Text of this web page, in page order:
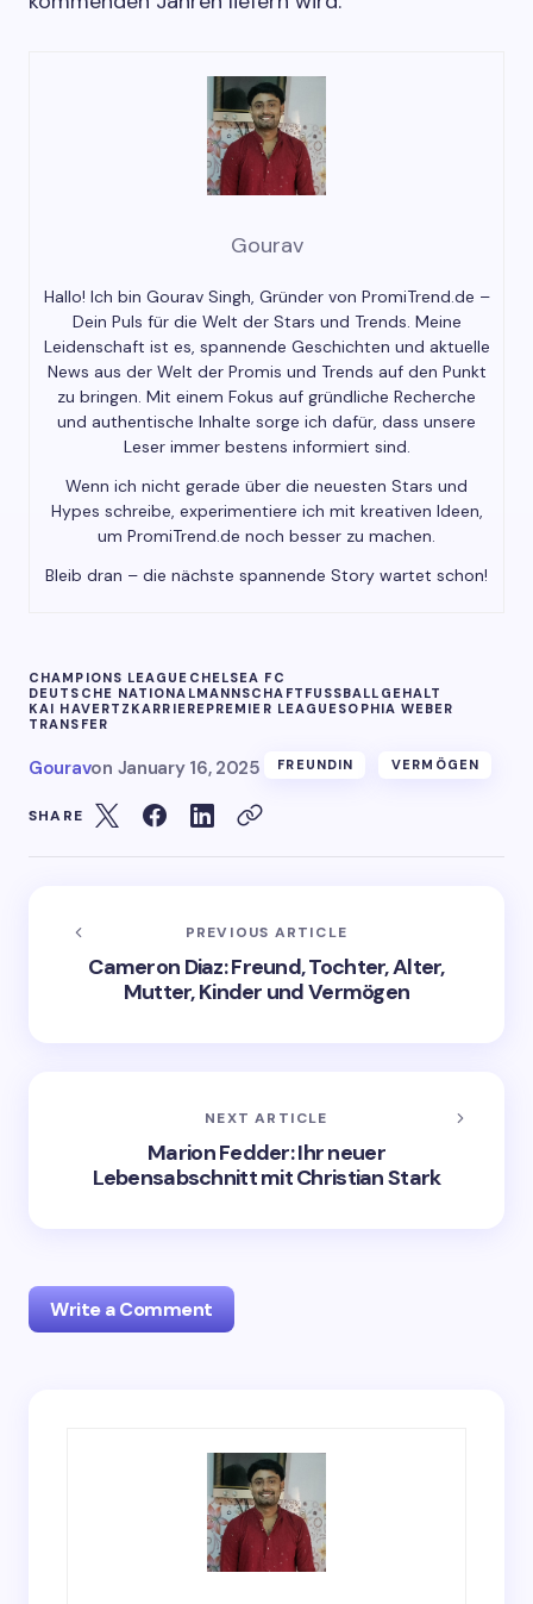
Gourav
Hallo! Ich bin Gourav Singh, Gründer von PromiTrend.de –
Dein Puls für die Welt der Stars und Trends. Meine
Leidenschaft ist es, spannende Geschichten und aktuelle
News aus der Welt der Promis und Trends auf den Punkt
zu bringen. Mit einem Fokus auf gründliche Recherche
und authentische Inhalte sorge ich dafür, dass unsere
Leser immer bestens informiert sind.
Wenn ich nicht gerade über die neuesten Stars und
Hypes schreibe, experimentiere ich mit kreativen Ideen,
um PromiTrend.de noch besser zu machen.
Bleib dran – die nächste spannende Story wartet schon!
CHAMPIONS LEAGUE CHELSEA FC
DEUTSCHE NATIONALMANNSCHAFT FUSSBALL
GEHALT
KAI HAVERTZ KARRIEREPREMIER LEAGUESOPHIA WEBER
TRANSFER
Gouravon January 16, 2025 FREUNDIN VERMÖGEN
SHARE
PREVIOUS ARTICLE
Cameron Diaz: Freund, Tochter, Alter,
Mutter, Kinder und Vermögen
NEXT ARTICLE
Marion Fedder: Ihr neuer
Lebensabschnitt mit Christian Stark
Write a Comment